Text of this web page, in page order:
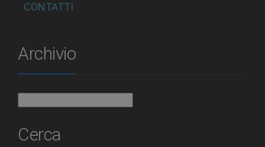
CONTATTI
Archivio
Cerca